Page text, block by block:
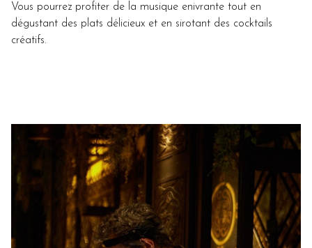
Vous pourrez profiter de la musique enivrante tout en
dégustant des plats délicieux et en sirotant des cocktails
créatifs.